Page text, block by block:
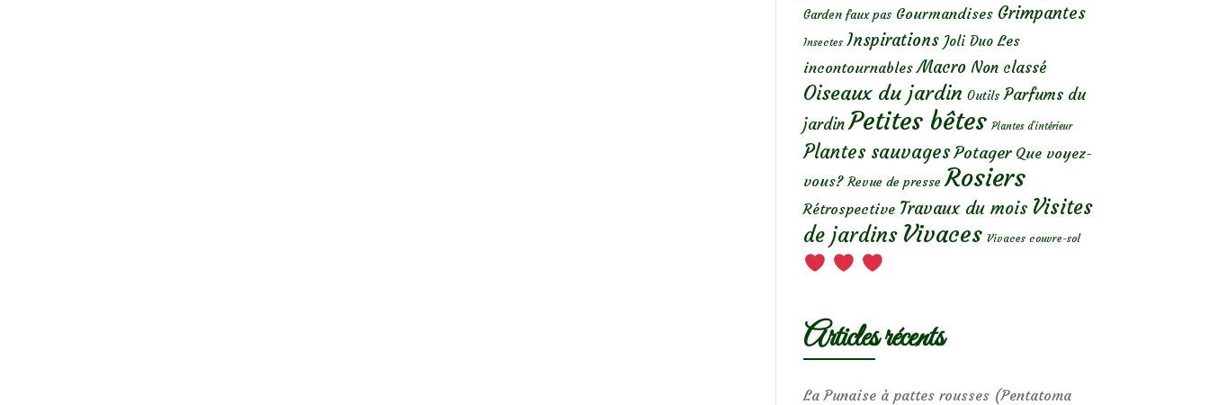
Garden faux pas Gourmandises Grimpantes
Insectes Inspirations Joli Duo Les
incontournables Macro Non classé
Oiseaux du jardin Outils Parfums du
jardin Petites bêtes Plantes d’intérieur
Plantes sauvages Potager Que voyez-
vous? Revue de presse Rosiers
Rétrospective Travaux du mois Visites
de jardins Vivaces Vivaces couvre-sol
Articles récents
La Punaise à pattes rousses (Pentatoma